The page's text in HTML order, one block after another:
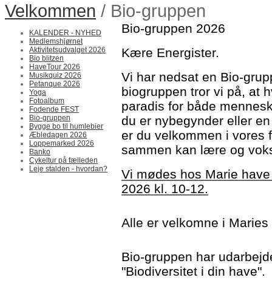
Velkommen / Bio-gruppen
KALENDER - NYHED
Medlemshjørnet
Aktivitetsudvalget 2026
Bio blitzen
HaveTour 2026
Musikquiz 2026
Petanque 2026
Yoga
Fotoalbum
Fodende FEST
Bio-gruppen
Bygge bo til humlebier
Æbledagen 2026
Loppemarked 2026
Banko
Cykeltur på fælleden
Leje stalden - hvordan?
Bio-gruppen 2026
Kære Energister.
Vi har nedsat en Bio-
biogruppen tror vi på, at
paradis for både
du er nybegynder eller
er du velkommen i
sammen kan lære og
Vi mødes hos Marie
2026 kl. 10-12.
Alle er velkomne i
Bio-gruppen har
"Biodiversitet i din have".